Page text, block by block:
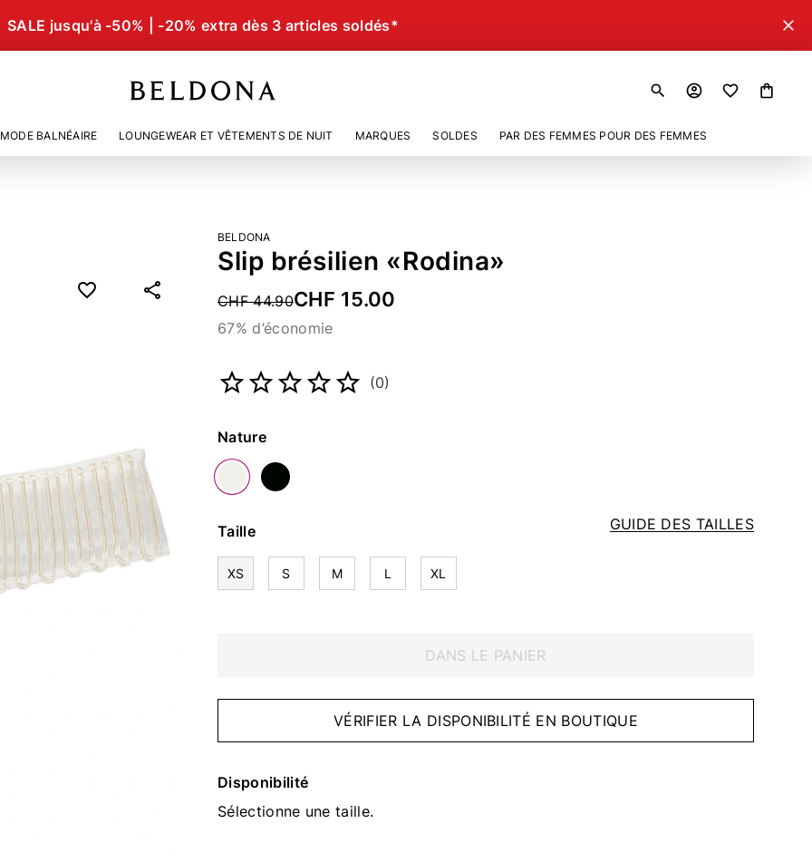
SALE jusqu'à -50% | -20% extra dès 3 articles soldés* close
search account_circle shopping_bag
MODE BALNÉAIRE LOUNGEWEAR ET VÊTEMENTS DE NUIT MARQUES SOLDES PAR DES FEMMES POUR DES FEMMES
BELDONA
Slip brésilien «Rodina»
Price reduced from
CHF 44.90CHF 15.00
67% d’économie
(0)
Couleur
Nature
GUIDE DES TAILLES
Taille
XS S M L XL
DANS LE PANIER
VÉRIFIER LA DISPONIBILITÉ EN BOUTIQUE
Disponibilité
Sélectionne une taille.